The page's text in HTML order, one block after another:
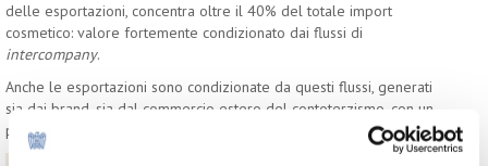
delle esportazioni, concentra oltre il 40% del totale import
cosmetico: valore fortemente condizionato dai flussi di
intercompany.
Anche le esportazioni sono condizionate da questi flussi, generati
sia dai brand, sia dal commercio estero del contoterzismo, con un
peso pari a circa il 35% sul totale export cosmetico.